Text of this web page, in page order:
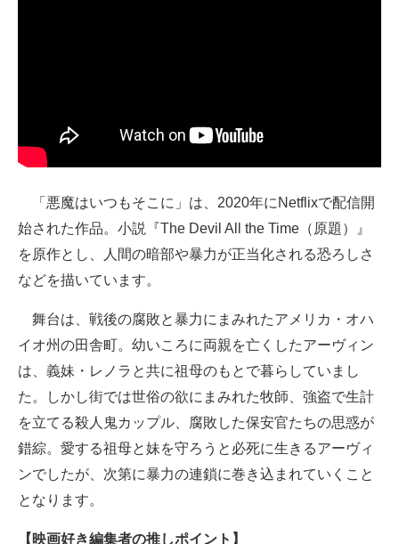
「悪魔はいつもそこに」は、2020年にNetflixで配信開
始された作品。小説『The Devil All the Time（原題）』
を原作とし、人間の暗部や暴力が正当化される恐ろしさ
などを描いています。
舞台は、戦後の腐敗と暴力にまみれたアメリカ・オハ
イオ州の田舎町。幼いころに両親を亡くしたアーヴィン
は、義妹・レノラと共に祖母のもとで暮らしていまし
た。しかし街では世俗の欲にまみれた牧師、強盗で生計
を立てる殺人鬼カップル、腐敗した保安官たちの思惑が
錯綜。愛する祖母と妹を守ろうと必死に生きるアーヴィ
ンでしたが、次第に暴力の連鎖に巻き込まれていくこと
となります。
【映画好き編集者の推しポイント】